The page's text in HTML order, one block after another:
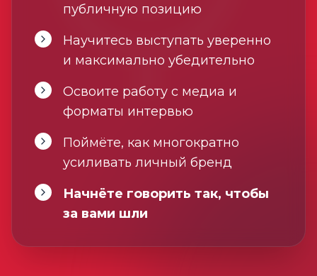
публичную позицию
Научитесь выступать уверенно
и максимально убедительно
Освоите работу с медиа и
форматы интервью
Поймёте, как многократно
усиливать личный бренд
Начнёте говорить так, чтобы
за вами шли